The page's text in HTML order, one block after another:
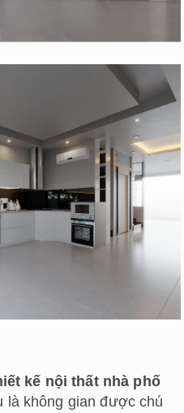
kế nội thất nhà phố
là không gian được chú